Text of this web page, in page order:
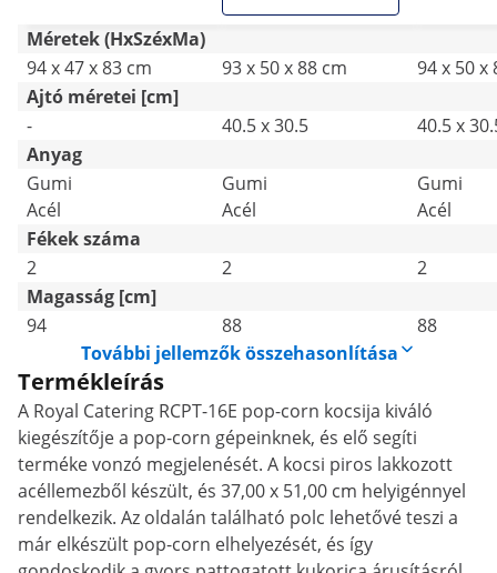
Méretek (HxSzéxMa)
94 x 47 x 83 cm
93 x 50 x 88 cm
94 x 50 x
Ajtó méretei [cm]
-
40.5 x 30.5
40.5 x
Anyag
Gumi
Acél
Gumi
Acél
Gumi
Acél
Fékek száma
2
2
2
Magasság [cm]
94
88
88
További jellemzők összehasonlítása
Termékleírás
A Royal Catering RCPT-16E pop-corn kocsija kiváló
kiegészítője a pop-corn gépeinknek, és elő segíti
terméke vonzó megjelenését. A kocsi piros lakkozott
acéllemezből készült, és 37,00 x 51,00 cm helyigénnyel
rendelkezik. Az oldalán található polc lehetővé teszi a
már elkészült pop-corn elhelyezését, és így